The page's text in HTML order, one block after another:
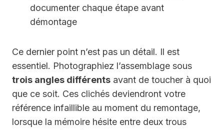
documenter chaque étape avant
démontage
Ce dernier point n’est pas un détail. Il est
essentiel. Photographiez l’assemblage sous
trois angles différents avant de toucher à quoi
que ce soit. Ces clichés deviendront votre
référence infaillible au moment du remontage,
lorsque la mémoire hésite entre deux trous